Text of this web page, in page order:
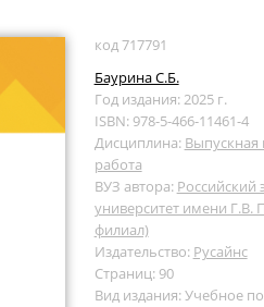
код 717791
Баурина С.Б.
Год издания: 2025 г.
ISBN: 978-5-466-11461-4
Дисциплина: Выпускная
работа
ВУЗ автора: Российский
университет имени Г.В.
филиал)
Издательство: Русайнс
Страниц: 90
Вид издания: Учебное